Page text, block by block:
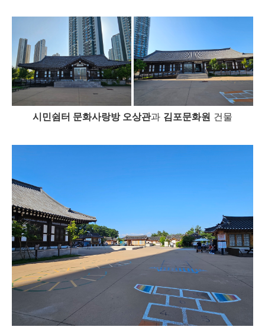
시민쉼터 문화사랑방 오상관과 김포문화원 건물